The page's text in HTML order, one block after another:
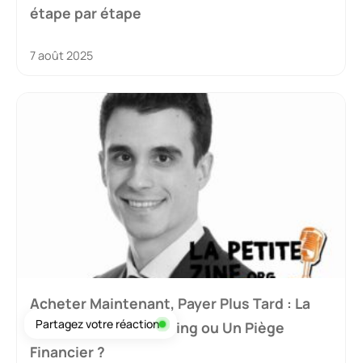
étape par étape
7 août 2025
Acheter Maintenant, Payer Plus Tard : La
Révolution du Shopping ou Un Piège
Financier ?
Partagez votre réaction